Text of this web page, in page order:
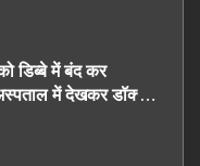
डिब्बे में बंद कर
में देखकर डॉक्टर